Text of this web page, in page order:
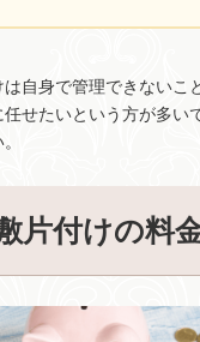
は自身で管理できないこ
せたいという方が多い
片付けの料